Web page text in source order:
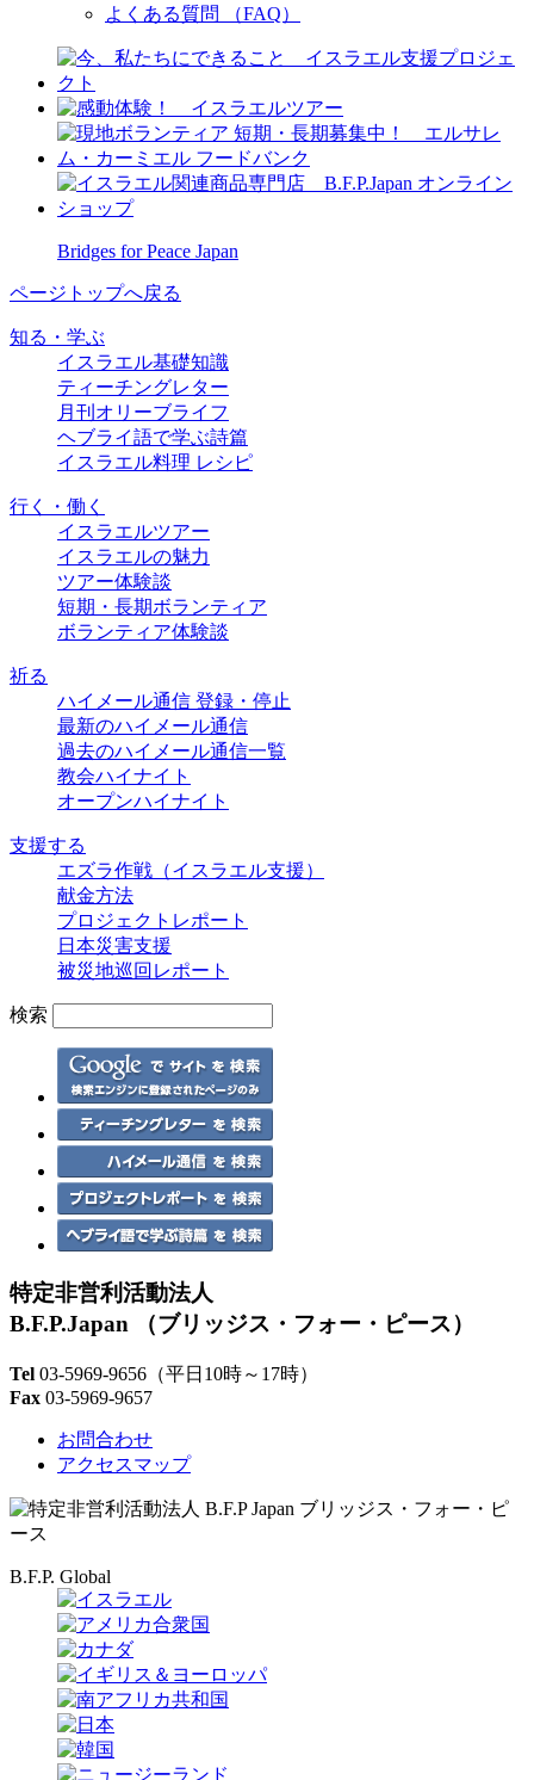
よくある質問 （FAQ）
Bridges for Peace Japan
ページトップへ戻る
知る・学ぶ
イスラエル基礎知識
ティーチングレター
月刊オリーブライフ
ヘブライ語で学ぶ詩篇
イスラエル料理 レシピ
行く・働く
イスラエルツアー
イスラエルの魅力
ツアー体験談
短期・長期ボランティア
ボランティア体験談
祈る
ハイメール通信 登録・停止
最新のハイメール通信
過去のハイメール通信一覧
教会ハイナイト
オープンハイナイト
支援する
エズラ作戦（イスラエル支援）
献金方法
プロジェクトレポート
日本災害支援
被災地巡回レポート
検索
特定非営利活動法人
B.F.P.Japan
（ブリッジス・フォー・ピース）
Tel 03-5969-9656 （平日10時～17時）
Fax 03-5969-9657
お問合わせ
アクセスマップ
B.F.P. Global